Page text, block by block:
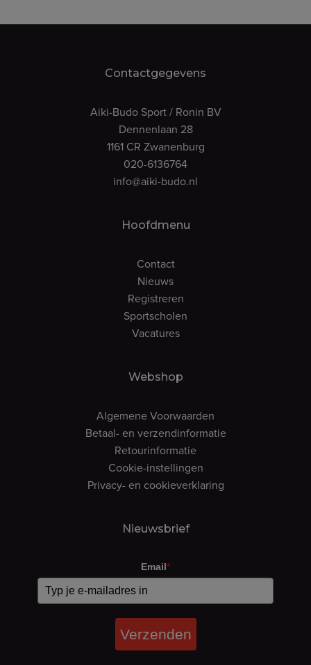
Contactgegevens
Aiki-Budo Sport / Ronin BV
Dennenlaan 28
1161 CR Zwanenburg
020-6136764
info@aiki-budo.nl
Hoofdmenu
Contact
Nieuws
Registreren
Sportscholen
Vacatures
Webshop
Algemene Voorwaarden
Betaal- en verzendinformatie
Retourinformatie
Cookie-instellingen
Privacy- en cookieverklaring
Nieuwsbrief
Email*
Verzenden